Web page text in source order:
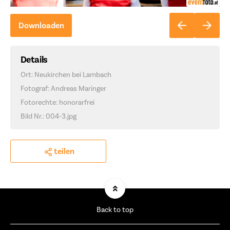
Downloaden
Details
Ort: Neukirchen bei Lambach
Fotograf: Andreas Maringer
Fotorechte: honorarfrei
Bild Nr.: 004-3.jpg
teilen
Back to top